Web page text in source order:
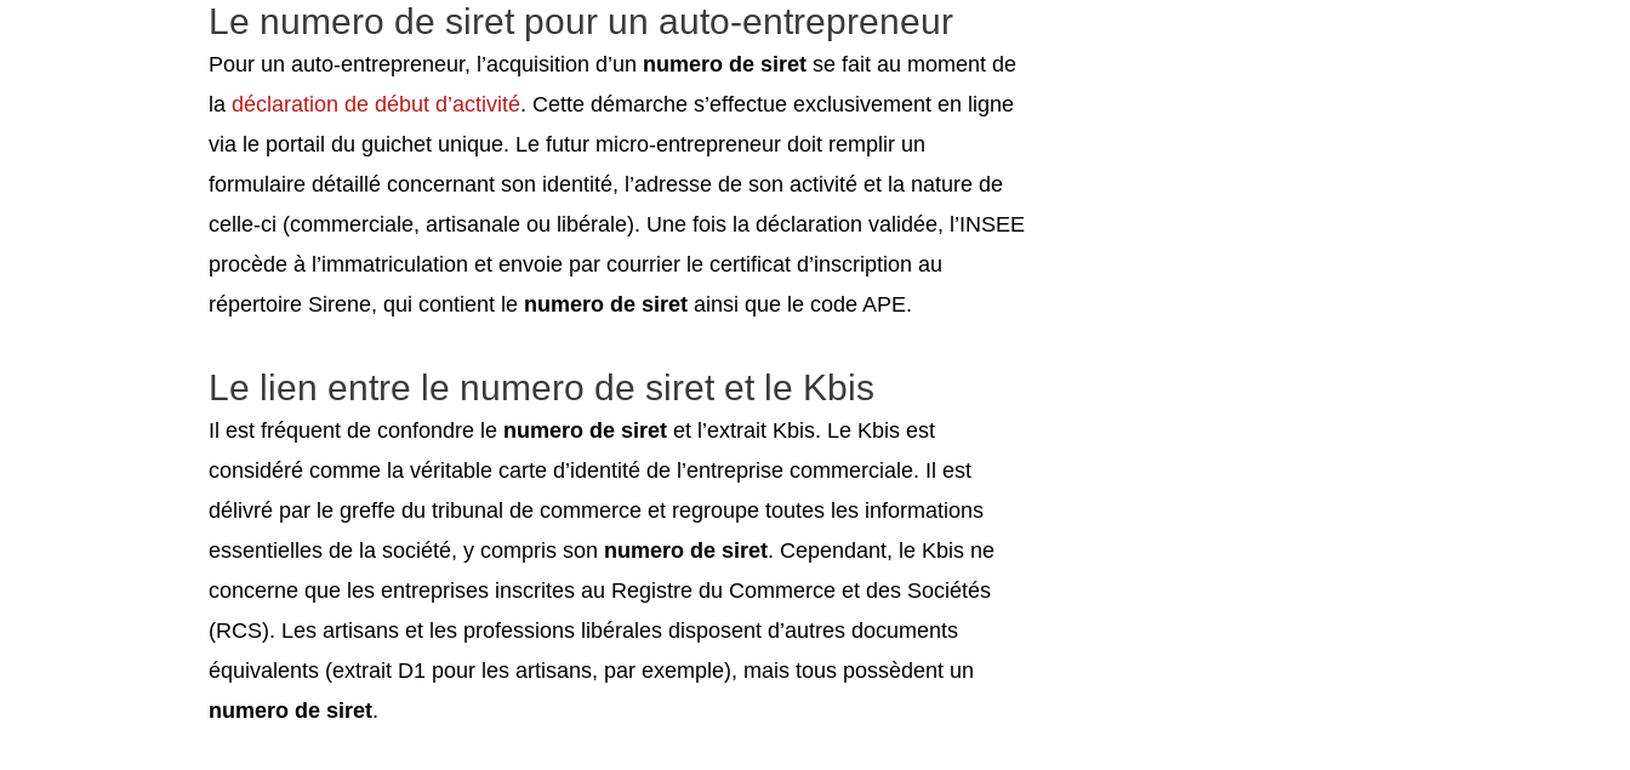
Le numero de siret pour un auto-entrepreneur
Pour un auto-entrepreneur, l’acquisition d’un numero de siret se fait au moment de
ladéclaration de début d’activité. Cette démarche s’effectue exclusivement en ligne
via le portail du guichet unique. Le futur micro-entrepreneur doit remplir un
formulaire détaillé concernant son identité, l’adresse de son activité et la nature de
celle-ci (commerciale, artisanale ou libérale). Une fois la déclaration validée, l’INSEE
procède à l’immatriculation et envoie par courrier le certificat d’inscription au
répertoire Sirene, qui contient le numero de siret ainsi que le code APE.
Le lien entre le numero de siret et le Kbis
Il est fréquent de confondre le numero de siret et l’extrait Kbis. Le Kbis est
considéré comme la véritable carte d’identité de l’entreprise commerciale. Il est
délivré par le greffe du tribunal de commerce et regroupe toutes les informations
essentielles de la société, y compris son numero de siret. Cependant, le Kbis ne
concerne que les entreprises inscrites au Registre du Commerce et des Sociétés
(RCS). Les artisans et les professions libérales disposent d’autres documents
équivalents (extrait D1 pour les artisans, par exemple), mais tous possèdent un
numero de siret.